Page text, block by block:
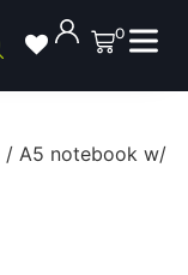
0
/ A5 notebook w/